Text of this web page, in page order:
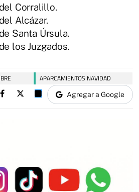
Corralillo.
Alcázar.
Santa Úrsula.
los Juzgados.
APARCAMIENTOS NAVIDAD
Agregar a Google